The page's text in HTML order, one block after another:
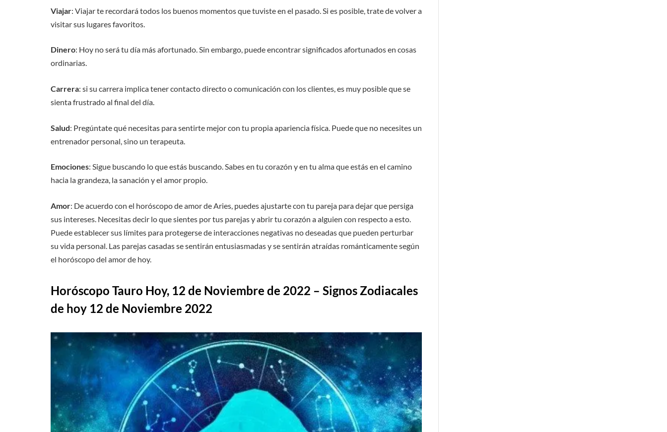
Viajar: Viajar te recordará todos los buenos momentos que tuviste en el pasado. Si es posible, trate de volver a
visitar sus lugares favoritos.
Dinero: Hoy no será tu día más afortunado. Sin embargo, puede encontrar significados afortunados en cosas
ordinarias.
Carrera: si su carrera implica tener contacto directo o comunicación con los clientes, es muy posible que se
sienta frustrado al final del día.
Salud: Pregúntate qué necesitas para sentirte mejor con tu propia apariencia física. Puede que no necesites un
entrenador personal, sino un terapeuta.
Emociones: Sigue buscando lo que estás buscando. Sabes en tu corazón y en tu alma que estás en el camino
hacia la grandeza, la sanación y el amor propio.
Amor: De acuerdo con el horóscopo de amor de Aries, puedes ajustarte con tu pareja para dejar que persiga
sus intereses. Necesitas decir lo que sientes por tus parejas y abrir tu corazón a alguien con respecto a esto.
Puede establecer sus límites para protegerse de interacciones negativas no deseadas que pueden perturbar
su vida personal. Las parejas casadas se sentirán entusiasmadas y se sentirán atraídas románticamente según
el horóscopo del amor de hoy.
Horóscopo Tauro Hoy, 12 de Noviembre de 2022 – Signos Zodiacales
de hoy 12 de Noviembre 2022